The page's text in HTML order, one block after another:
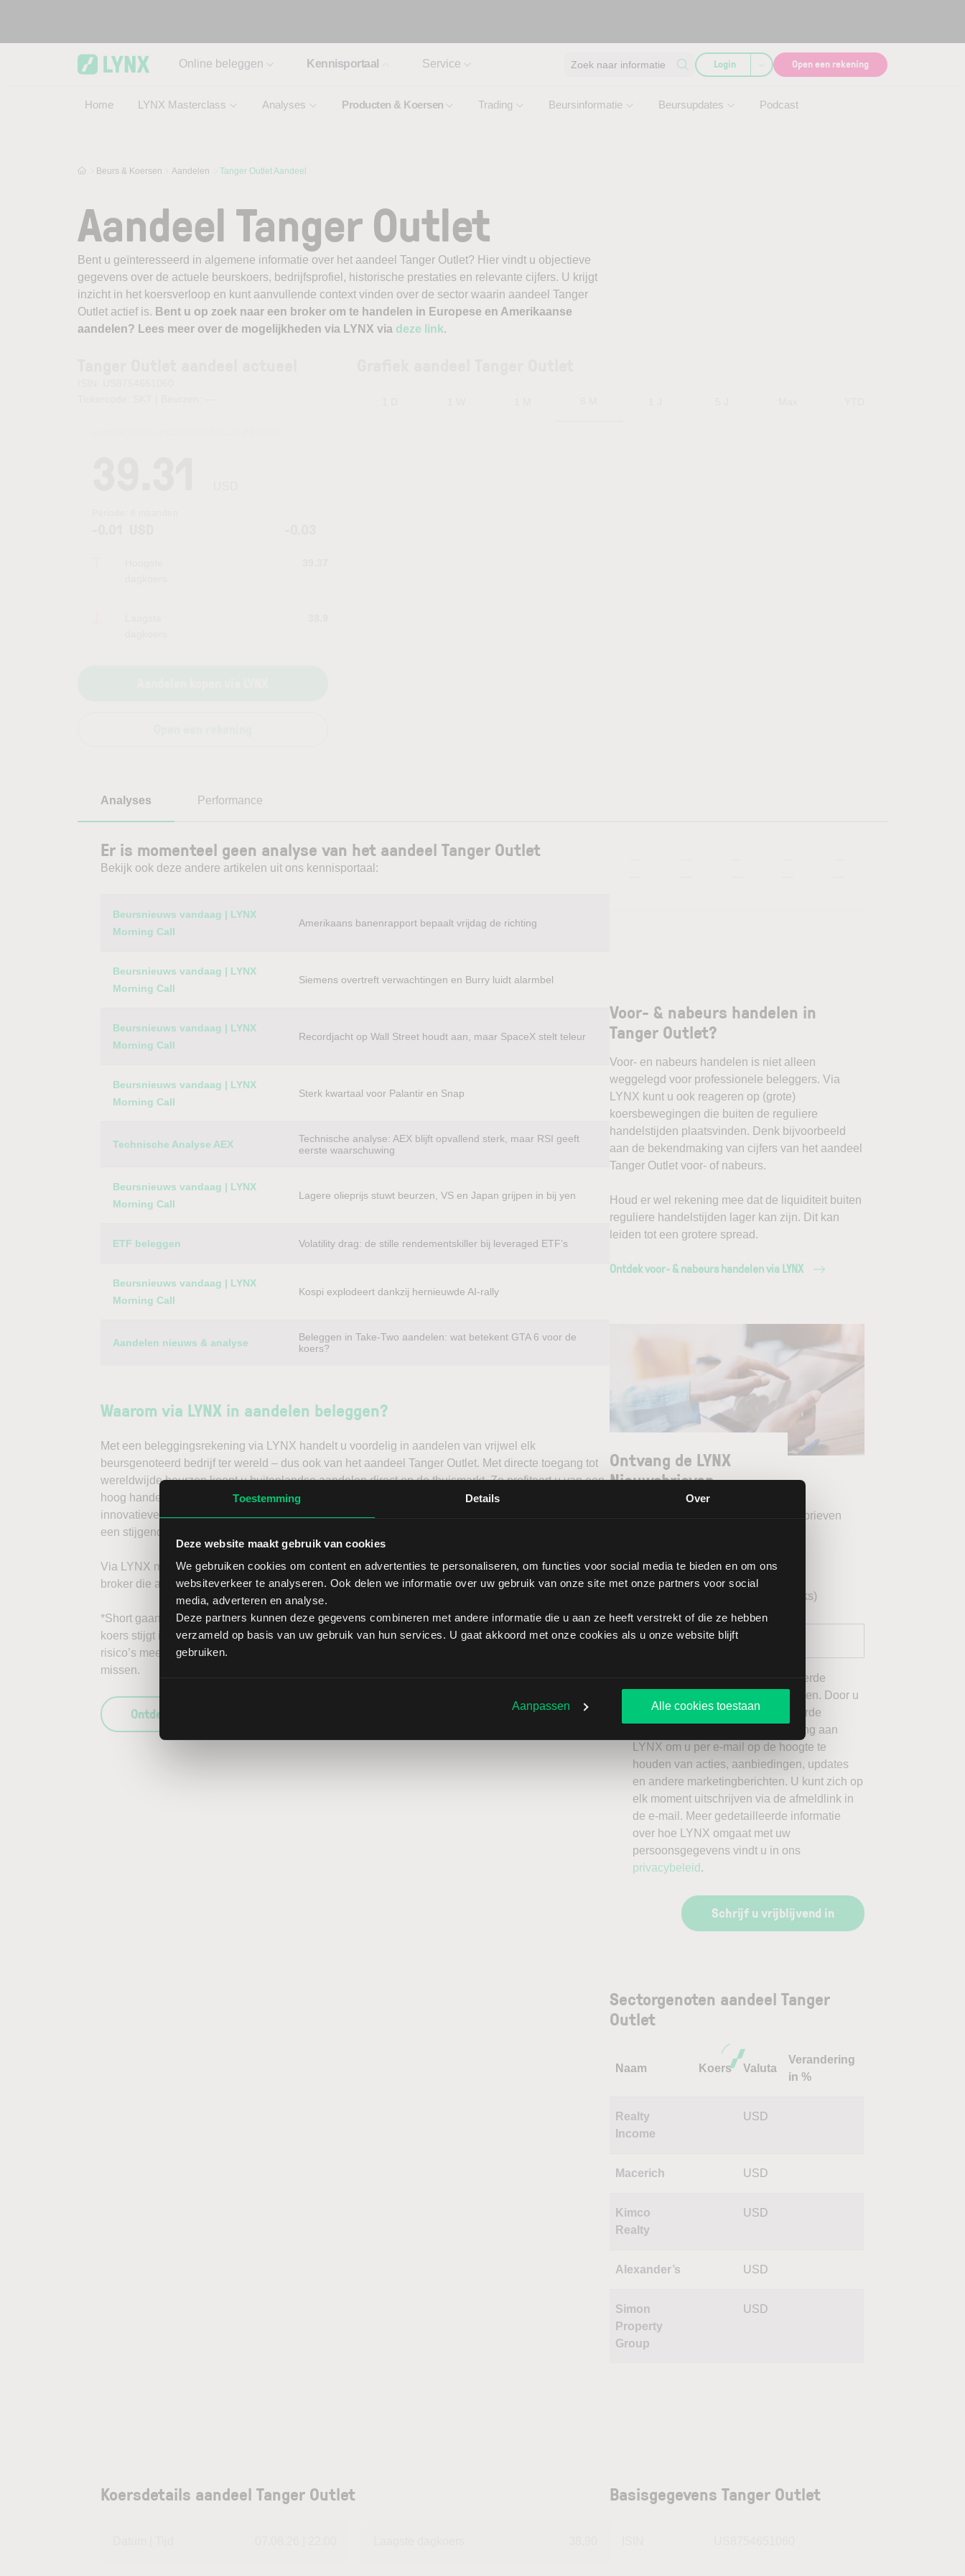
Toestemming Details Over
Deze website maakt gebruik van cookies
We gebruiken cookies om content en advertenties te personaliseren, om functies voor social media te bieden en om ons
websiteverkeer te analyseren. Ook delen we informatie over uw gebruik van onze site met onze partners voor social
media, adverteren en analyse.
Deze partners kunnen deze gegevens combineren met andere informatie die u aan ze heeft verstrekt of die ze hebben
verzameld op basis van uw gebruik van hun services. U gaat akkoord met onze cookies als u onze website blijft
gebruiken.
Aanpassen Alle cookies toestaan
Online beleggen Kennisportaal
Home LYNX Masterclass Analyses Producten & Koersen Trading Beursinformatie Beursupdates Podcast
Service Zoek naar informatie Login Open een rekening
Beurs & Koersen Aandelen Tanger Outlet Aandeel
Aandeel Tanger Outlet
Bent u geïnteresseerd in algemene informatie over het aandeel Tanger Outlet? Hier vindt u objectieve
gegevens over de actuele beurskoers, bedrijfsprofiel, historische prestaties en relevante cijfers. U krijgt
inzicht in het koersverloop en kunt aanvullende context vinden over de sector waarin aandeel Tanger
Outlet actief is. Bent u op zoek naar een broker om te handelen in Europese en Amerikaanse
aandelen? Lees meer over de mogelijkheden via LYNX via deze link.
Analyses Performance
Er is momenteel geen analyse van het aandeel Tanger Outlet
Bekijk ook deze andere artikelen uit ons kennisportaal:
Category Titel
Beursnieuws vandaag | LYNX
Morning Call
Amerikaans banenrapport bepaalt vrijdag de richting
Beursnieuws vandaag | LYNX
Morning Call
Siemens overtreft verwachtingen en Burry luidt alarmbel
Beursnieuws vandaag | LYNX
Morning Call
Recordjacht op Wall Street houdt aan, maar SpaceX stelt teleur
Beursnieuws vandaag | LYNX
Morning Call
Sterk kwartaal voor Palantir en Snap
Technische Analyse AEX
Technische analyse: AEX blijft opvallend sterk, maar RSI geeft
eerste waarschuwing
Beursnieuws vandaag | LYNX
Morning Call
Lagere olieprijs stuwt beurzen, VS en Japan grijpen in bij yen
ETF beleggen Volatility drag: de stille rendementskiller bij leveraged ETF’s
Beursnieuws vandaag | LYNX
Morning Call
Kospi explodeert dankzij hernieuwde AI-rally
Aandelen nieuws & analyse
Beleggen in Take-Two aandelen: wat betekent GTA 6 voor de
koers?
Waarom via LYNX in aandelen beleggen?
Met een beleggingsrekening via LYNX handelt u voordelig in aandelen van vrijwel elk
beursgenoteerd bedrijf ter wereld – dus ook van het aandeel Tanger Outlet. Met directe toegang tot
wereldwijde beurzen koopt u buitenlandse aandelen direct op de thuismarkt. Zo profiteert u van een
hoog handelsvolume en een lage spread. Handelen doet u daarnaast via een stabiel platform met
innovatieve trading tools, waarmee u direct gedegen analyses kunt maken. Belegt u met het oog op
een stijgende koers door long te gaan, of verwacht u een dalende koers en gaat u short*?
Via LYNX maakt u de volgende stap in beleggen. Ontdek alle voordelen van beleggen via een
broker die aandelenbeleggers serieus neemt.
*Short gaan in bijvoorbeeld het aandeel Tanger Outlet brengt extra risico’s met zich mee: als de
koers stijgt in plaats van daalt, kunnen de verliezen onbeperkt oplopen. Het is belangrijk om deze
risico’s mee te wegen in uw beleggingsbeslissing en enkel te beleggen met kapitaal dat u kunt
missen.
Ontdek wat LYNX uniek maakt als broker
Voor- & nabeurs handelen in
Tanger Outlet?
Voor- en nabeurs handelen is niet alleen
weggelegd voor professionele beleggers. Via
LYNX kunt u ook reageren op (grote)
koersbewegingen die buiten de reguliere
handelstijden plaatsvinden. Denk bijvoorbeeld
aan de bekendmaking van cijfers van het aandeel
Tanger Outlet voor- of nabeurs.
Houd er wel rekening mee dat de liquiditeit buiten
reguliere handelstijden lager kan zijn. Dit kan
leiden tot een grotere spread.
Ontdek voor- & nabeurs handelen via LYNX
Ontvang de LYNX
Nieuwsbrieven
Selecteer uw gewenste LYNX Nieuwsbrieven
LYNX Morning Call (dagelijks)
Technische analyse AEX (wekelijks)
Ik wil graag de door mij geselecteerde
nieuwsbrieven van LYNX ontvangen. Door u
aan te melden voor de geselecteerde
nieuwsbrieven, geeft u toestemming aan
LYNX om u per e-mail op de hoogte te
houden van acties, aanbiedingen, updates
en andere marketingberichten. U kunt zich op
elk moment uitschrijven via de afmeldlink in
de e-mail. Meer gedetailleerde informatie
over hoe LYNX omgaat met uw
persoonsgegevens vindt u in ons
privacybeleid .
Schrijf u vrijblijvend in
Sectorgenoten aandeel Tanger
Outlet
Naam Koers Valuta
Verandering
in %
Realty
Income
USD
Macerich USD
Kimco
Realty
USD
Alexander’s USD
Simon
Property
Group
USD
Koersdetails aandeel Tanger Outlet Basisgegevens Tanger Outlet